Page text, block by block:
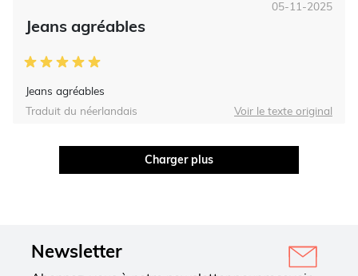
Jeans agréables
Jeans agréables
05-11-2025
Traduit du néerlandais Voir le texte original
Charger plus
Newsletter